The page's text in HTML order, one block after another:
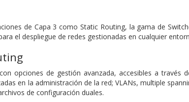
de Capa 3 como Static Routing, la gama de
el despliegue de redes gestionadas en cualquier
opciones de gestión avanzada, accesibles a través
en la administración de la red; VLANs, multiple
de configuración duales.